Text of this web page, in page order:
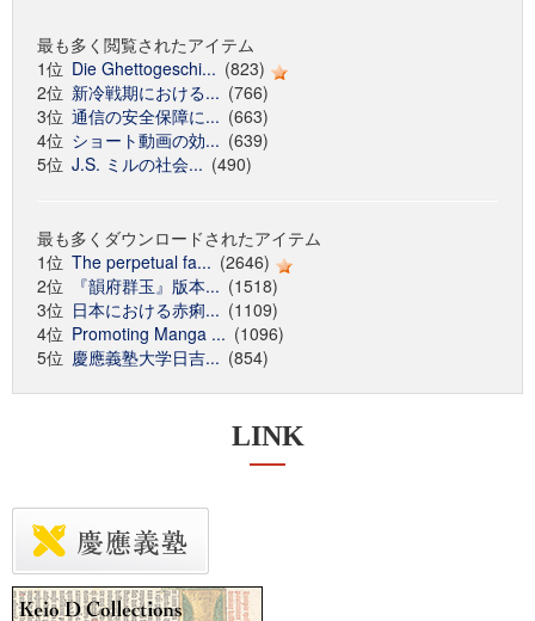
最も多く閲覧されたアイテム
1位 Die Ghettogeschi... (823)
2位 新冷戦期における... (766)
3位 通信の安全保障に... (663)
4位 ショート動画の効... (639)
5位 J.S. ミルの社会... (490)
最も多くダウンロードされたアイテム
1位 The perpetual fa... (2646)
2位
『韻府群玉』版本... (1518)
3位 日本における赤痢... (1109)
4位 Promoting Manga ... (1096)
5位 慶應義塾大学日吉... (854)
LINK